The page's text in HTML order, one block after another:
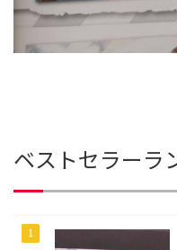
ベストセラーラ